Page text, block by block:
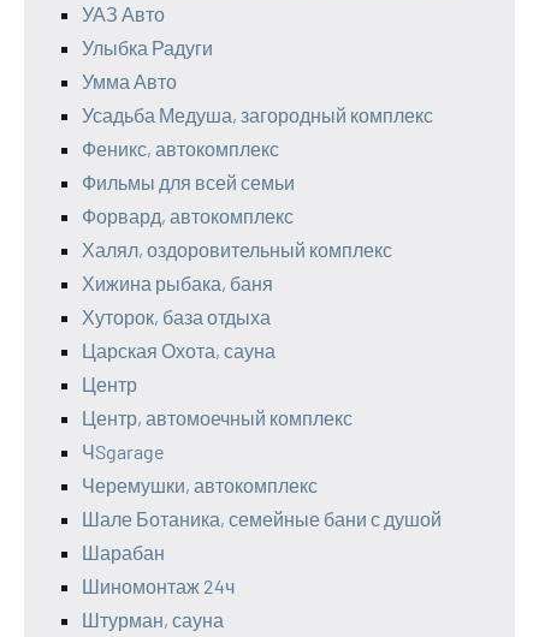
УАЗ Авто
Улыбка Радуги
Умма Авто
Усадьба Медуша, загородный комплекс
Феникс, автокомплекс
Фильмы для всей семьи
Форвард, автокомплекс
Халял, оздоровительный комплекс
Хижина рыбака, баня
Хуторок, база отдыха
Царская Охота, сауна
Центр
Центр, автомоечный комплекс
ЧSgarage
Черемушки, автокомплекс
Шале Ботаника, семейные бани с душой
Шарабан
Шиномонтаж 24ч
Штурман, сауна